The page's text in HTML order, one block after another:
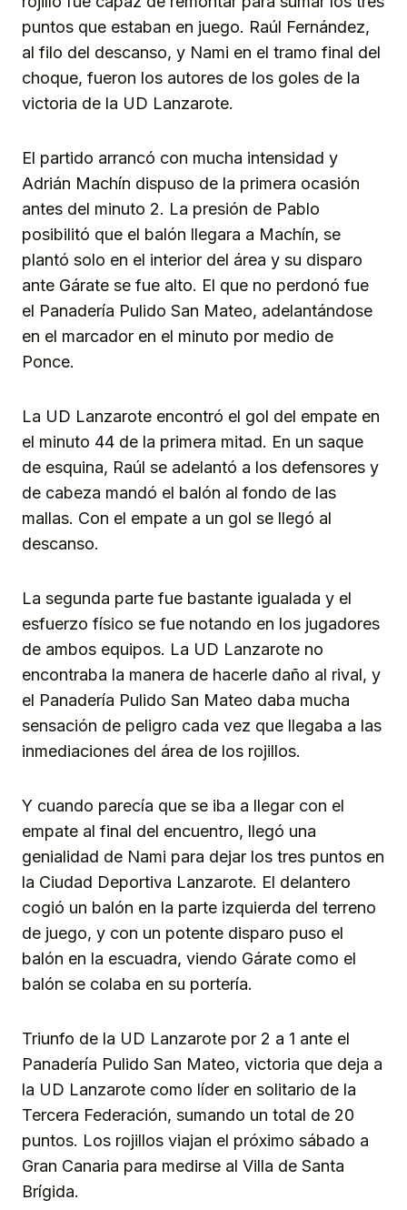
puntos que estaban en juego. Raúl Fernández,
al filo del descanso, y Nami en el tramo final del
choque, fueron los autores de los goles de la
victoria de la UD Lanzarote.
El partido arrancó con mucha intensidad y
Adrián Machín dispuso de la primera ocasión
antes del minuto 2. La presión de Pablo
posibilitó que el balón llegara a Machín, se
plantó solo en el interior del área y su disparo
ante Gárate se fue alto. El que no perdonó fue
el Panadería Pulido San Mateo, adelantándose
en el marcador en el minuto por medio de
Ponce.
La UD Lanzarote encontró el gol del empate en
el minuto 44 de la primera mitad. En un saque
de esquina, Raúl se adelantó a los defensores y
de cabeza mandó el balón al fondo de las
mallas. Con el empate a un gol se llegó al
descanso.
La segunda parte fue bastante igualada y el
esfuerzo físico se fue notando en los jugadores
de ambos equipos. La UD Lanzarote no
encontraba la manera de hacerle daño al rival, y
el Panadería Pulido San Mateo daba mucha
sensación de peligro cada vez que llegaba a las
inmediaciones del área de los rojillos.
Y cuando parecía que se iba a llegar con el
empate al final del encuentro, llegó una
genialidad de Nami para dejar los tres puntos en
la Ciudad Deportiva Lanzarote. El delantero
cogió un balón en la parte izquierda del terreno
de juego, y con un potente disparo puso el
balón en la escuadra, viendo Gárate como el
balón se colaba en su portería.
Triunfo de la UD Lanzarote por 2 a 1 ante el
Panadería Pulido San Mateo, victoria que deja a
la UD Lanzarote como líder en solitario de la
Tercera Federación, sumando un total de 20
puntos. Los rojillos viajan el próximo sábado a
Gran Canaria para medirse al Villa de Santa
Brígida.